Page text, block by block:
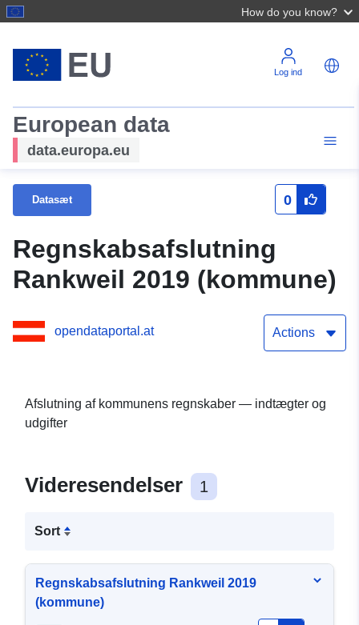
How do you know?
Log ind
European data
data.europa.eu
Datasæt 0
Regnskabsafslutning
Rankweil 2019 (kommune)
opendataportal.at Actions
Afslutning af kommunens regnskaber — indtægter og
udgifter
Videresendelser 1
Sort
Regnskabsafslutning Rankweil 2019
(kommune)